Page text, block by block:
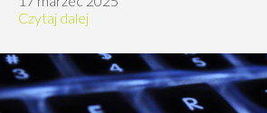
Czytaj dalej